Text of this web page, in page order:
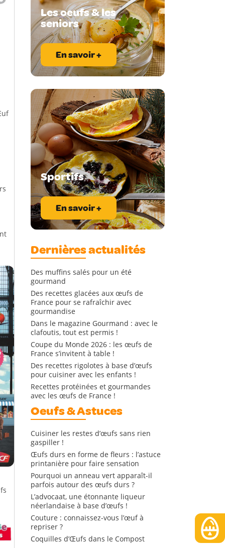
Les oeufs & les
seniors
En savoir +
Sportifs
En savoir +
Dernières actualités
Des muffins salés pour un été
gourmand
Des recettes glacées aux œufs de
France pour se rafraîchir avec
gourmandise
Dans le magazine Gourmand : avec le
clafoutis, tout est permis !
Coupe du Monde 2026 : les œufs de
France s’invitent à table !
Des recettes rigolotes à base d’œufs
pour cuisiner avec les enfants !
Recettes protéinées et gourmandes
avec les œufs de France !
Oeufs & Astuces
Cuisiner les restes d’œufs sans rien
gaspiller !
Œufs durs en forme de fleurs : l’astuce
printanière pour faire sensation
Pourquoi un anneau vert apparaît-il
parfois autour des œufs durs ?
L’advocaat, une étonnante liqueur
néerlandaise à base d’œufs !
Couture : connaissez-vous l’œuf à
repriser ?
Coquilles d’Œufs dans le Compost